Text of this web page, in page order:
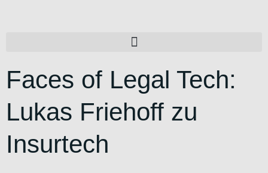
Faces of Legal Tech:
Lukas Friehoff zu
Insurtech